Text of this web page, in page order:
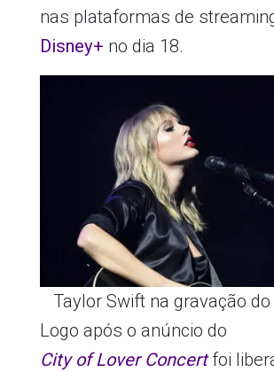
nas plataformas de
Disney+ no dia 18.
Taylor Swift na gravação
Logo após o anúncio do
City of Lover Concertfoi